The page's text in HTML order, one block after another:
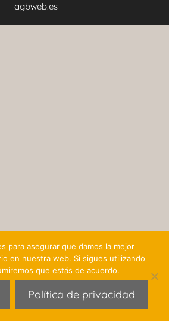
agbweb.es
para asegurar que damos la mejor
en nuestra web. Si sigues utilizando
que estás de acuerdo.
Política de privacidad